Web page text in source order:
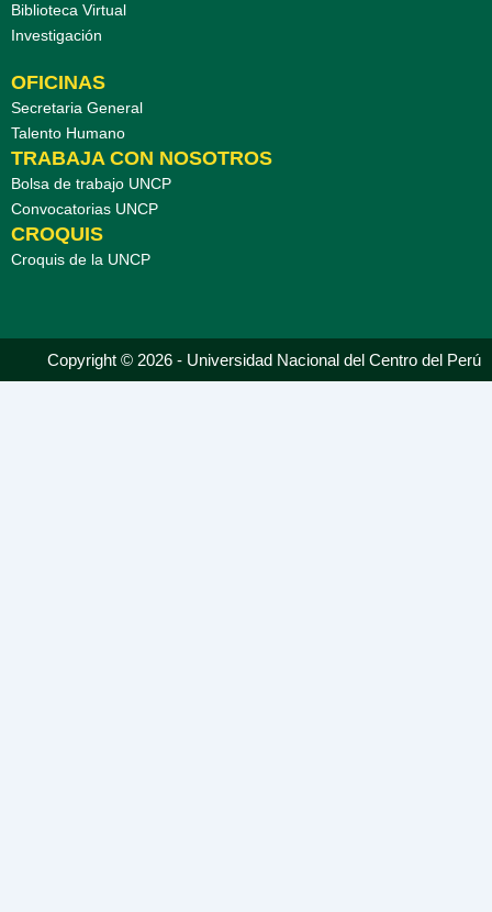
Biblioteca Virtual
Investigación
OFICINAS
Secretaria General
Talento Humano
TRABAJA CON NOSOTROS
Bolsa de trabajo UNCP
Convocatorias UNCP
CROQUIS
Croquis de la UNCP
Copyright © 2026 - Universidad Nacional del Centro del Perú